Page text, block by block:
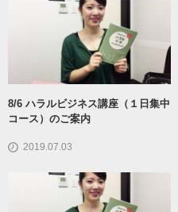
8/6 ハラルビジネス講座（１日集中
コース）のご案内
2019.07.03